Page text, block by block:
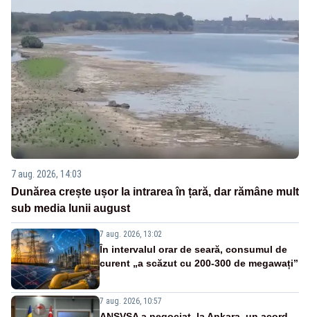
7 aug. 2026, 14:03
Dunărea crește ușor la intrarea în țară, dar rămâne mult
sub media lunii august
7 aug. 2026, 13:02
În intervalul orar de seară, consumul de
curent „a scăzut cu 200-300 de megawați”
7 aug. 2026, 10:57